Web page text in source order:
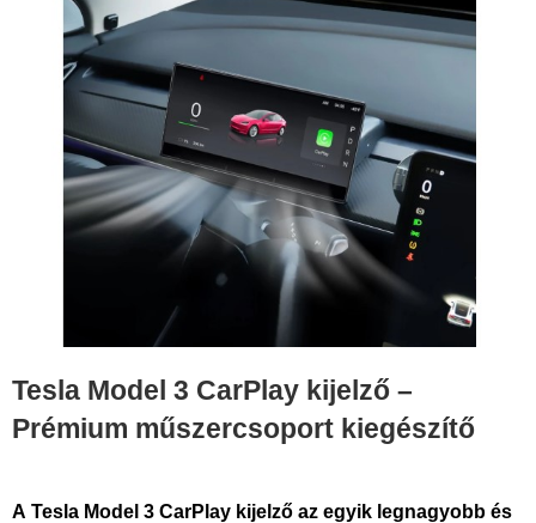
Tesla Model 3 CarPlay kijelző –
Prémium műszercsoport kiegészítő
A Tesla Model 3 CarPlay kijelző az egyik legnagyobb és